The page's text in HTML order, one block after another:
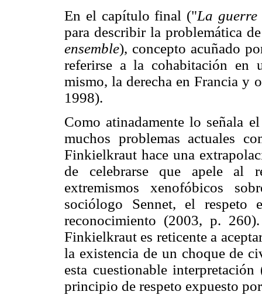
En el capítulo final ("La guerre
para describir la problemática
ensemble), concepto acuñado
referirse a la cohabitación en
mismo, la derecha en Francia y
1998).
Como atinadamente lo señala
muchos problemas actuales
Finkielkraut hace una
de celebrarse que apele al
extremismos xenofóbicos
sociólogo Sennet, el respeto
reconocimiento (2003, p.
Finkielkraut es reticente a
la existencia de un choque de
esta cuestionable
principio de respeto expuesto